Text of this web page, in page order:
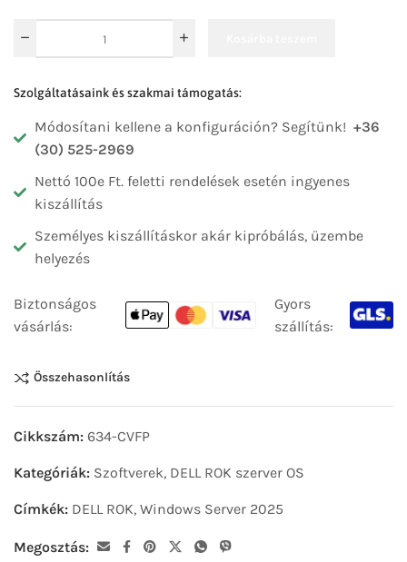
Szolgáltatásaink és szakmai támogatás:
Módosítani kellene a konfiguráción? Segítünk! +36
(30) 525-2969
Nettó 100e Ft. feletti rendelések esetén ingyenes
kiszállítás
Személyes kiszállításkor akár kipróbálás, üzembe
helyezés
Biztonságos
vásárlás:
Gyors
szállítás:
Összehasonlítás
Cikkszám: 634-CVFP
Kategóriák: Szoftverek, DELL ROK szerver OS
Címkék: DELL ROK, Windows Server 2025
Megosztás: